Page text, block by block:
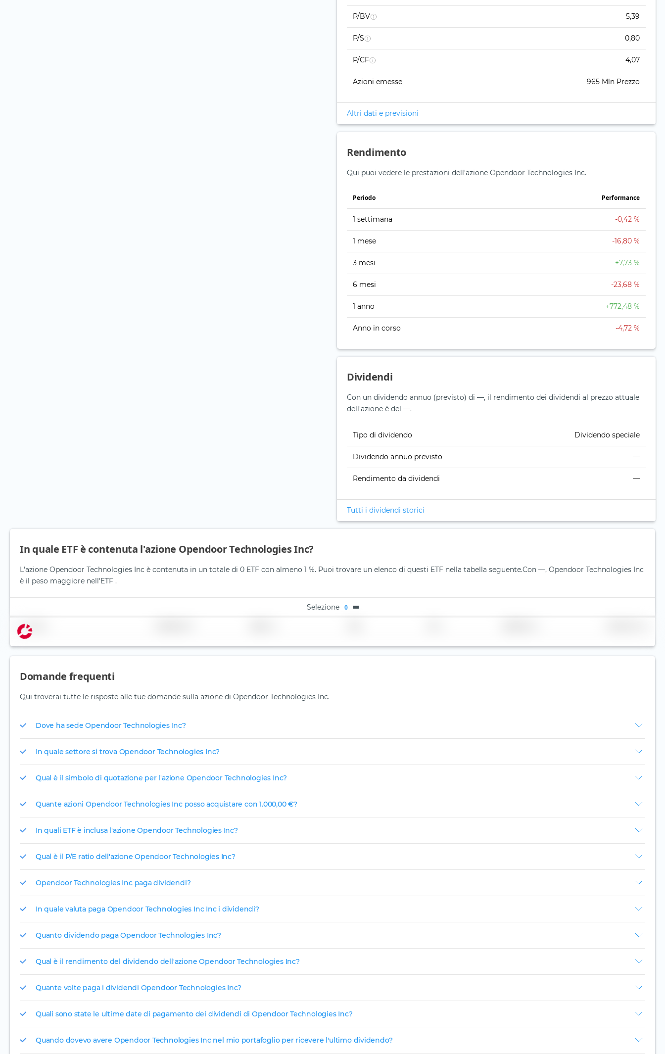
P/BV 5,39
P/S 0,80
P/CF 4,07
Azioni emesse 965 Mln Prezzo
Altri dati e previsioni
Rendimento
Qui puoi vedere le prestazioni dell'azione Opendoor Technologies Inc.
Periodo Performance
1 settimana -0,42 %
1 mese -16,80 %
3 mesi +7,73 %
6 mesi -23,68 %
1 anno +772,48 %
Anno in corso -4,72 %
Dividendi
Con un dividendo annuo (previsto) di —, il rendimento dei dividendi al prezzo attuale
dell'azione è del —.
Tipo di dividendo Dividendo speciale
Dividendo annuo previsto —
Rendimento da dividendi —
Tutti i dividendi storici
In quale ETF è contenuta l'azione Opendoor Technologies Inc?
L'azione Opendoor Technologies Inc è contenuta in un totale di 0 ETF con almeno 1 %. Puoi trovare un elenco di questi ETF nella tabella seguente.Con —, Opendoor Technologies Inc
è il peso maggiore nell'ETF .
Selezione 0
Nome
Domande frequenti
Qui troverai tutte le risposte alle tue domande sulla azione di Opendoor Technologies Inc.
Dove ha sede Opendoor Technologies Inc?
In quale settore si trova Opendoor Technologies Inc?
Qual è il simbolo di quotazione per l'azione Opendoor Technologies Inc?
Quante azioni Opendoor Technologies Inc posso acquistare con 1.000,00 €?
In quali ETF è inclusa l'azione Opendoor Technologies Inc?
Qual è il P/E ratio dell'azione Opendoor Technologies Inc?
Opendoor Technologies Inc paga dividendi?
In quale valuta paga Opendoor Technologies Inc Inc i dividendi?
Quanto dividendo paga Opendoor Technologies Inc?
Qual è il rendimento del dividendo dell'azione Opendoor Technologies Inc?
Quante volte paga i dividendi Opendoor Technologies Inc?
Quali sono state le ultime date di pagamento dei dividendi di Opendoor Technologies Inc?
Quando dovevo avere Opendoor Technologies Inc nel mio portafoglio per ricevere l'ultimo dividendo?